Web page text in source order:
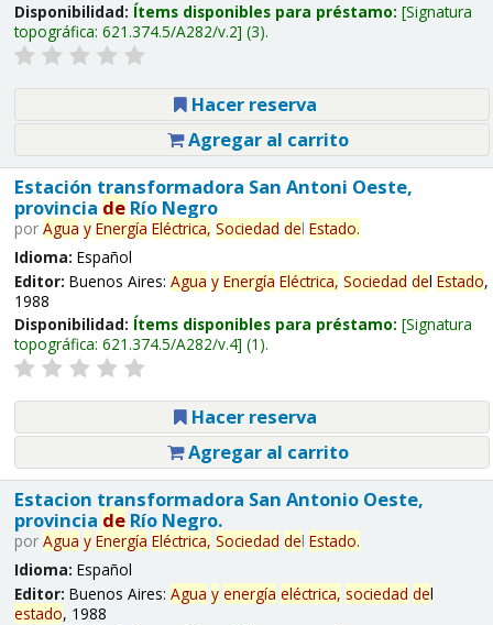
Disponibilidad: Ítems disponibles para préstamo: Signatura
topográfica: 621.374.5/A282/v.2 (3).
Hacer reserva
Agregar al carrito
Estación transformadora San Antoni Oeste,
provincia deRío Negro
por Agua y Energía Eléctrica, Sociedad del Estado.
Idioma: Español
Editor: Buenos Aires: Agua y Energía Eléctrica, Sociedad del Estado,
1988
Disponibilidad: Ítems disponibles para préstamo: Signatura
topográfica: 621.374.5/A282/v.4 (1).
Hacer reserva
Agregar al carrito
Estacion transformadora San Antonio Oeste,
provincia deRío Negro.
por Agua y Energía Eléctrica, Sociedad del Estado.
Idioma: Español
Editor: Buenos Aires: Agua y energía eléctrica, sociedad del
estado, 1988